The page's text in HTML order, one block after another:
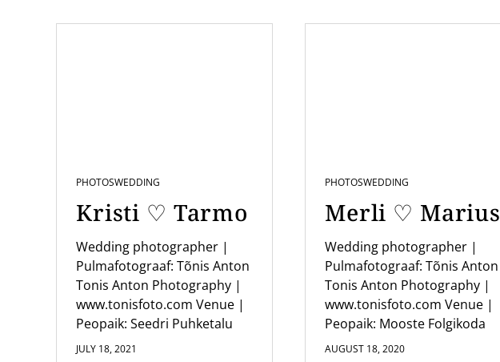
PHOTOSWEDDING
Kristi ♡ Tarmo
Wedding photographer |
Pulmafotograaf: Tõnis Anton
Tonis Anton Photography |
www.tonisfoto.com Venue |
Peopaik: Seedri Puhketalu
JULY 18, 2021
PHOTOSWEDDING
Merli ♡ Marius
Wedding photographer |
Pulmafotograaf: Tõnis Anton
Tonis Anton Photography |
www.tonisfoto.com Venue |
Peopaik: Mooste Folgikoda
AUGUST 18, 2020